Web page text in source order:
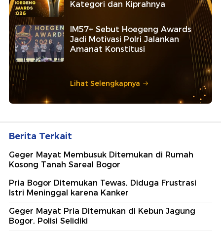
Kategori dan Kiprahnya
IM57+ Sebut Hoegeng Awards
Jadi Motivasi Polri Jalankan
Amanat Konstitusi
Lihat Selengkapnya
Berita Terkait
Geger Mayat Membusuk Ditemukan di Rumah
Kosong Tanah Sareal Bogor
Pria Bogor Ditemukan Tewas, Diduga Frustrasi
Istri Meninggal karena Kanker
Geger Mayat Pria Ditemukan di Kebun Jagung
Bogor, Polisi Selidiki